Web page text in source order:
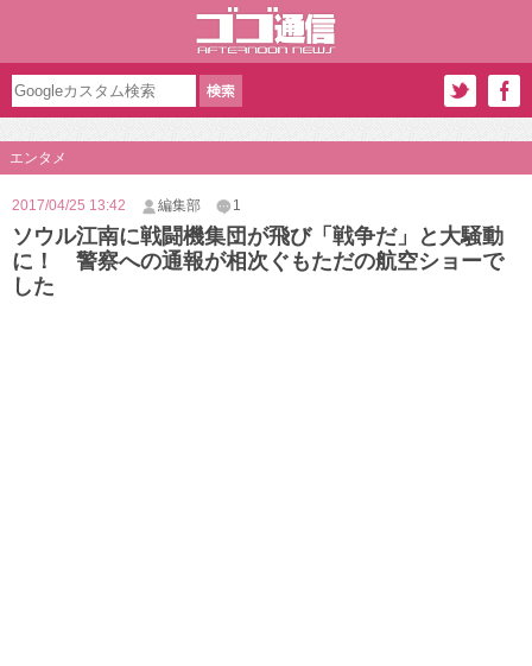
エンタメ
2017/04/25 13:42 編集部 1
ソウル江南に戦闘機集団が飛び「戦争だ」と大騒動
に！ 警察への通報が相次ぐもただの航空ショーで
した